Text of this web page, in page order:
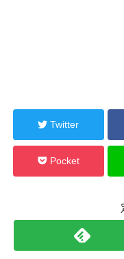
Twitter
Pocket